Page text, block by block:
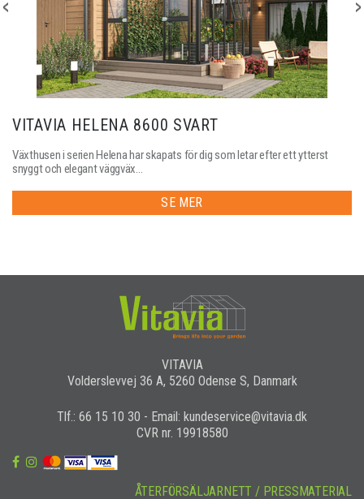
VITAVIA HELENA 8600 SVART
Växthusen i serien Helena har skapats för dig som letar efter ett ytterst
snyggt och elegant väggväx...
SE MER
VITAVIA
Volderslevvej 36 A, 5260 Odense S, Danmark
Tlf.: 66 15 10 30 - Email: kundeservice@vitavia.dk
CVR nr. 19918580
ÅTERFÖRSÄLJARNETT / PRESSMATERIAL